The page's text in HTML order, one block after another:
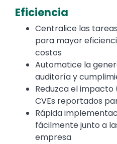
Eficiencia
Centralice las
para mayor
costos
Automatice la
auditoría y
Reduzca el impacto
CVEs reportados
Rápida
fácilmente junto a
empresa